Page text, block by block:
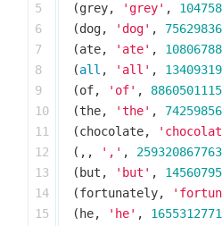
5
6
7
8
9
10
11
12
13
14
15
(grey, 'grey' ,
(dog, 'dog' ,
(ate, 'ate' ,
(all , 'all' ,
(of, 'of' ,
(the, 'the' ,
(chocolate,
(,,
',' ,
( but , 'but' ,
(fortunately,
( he, 'he' ,